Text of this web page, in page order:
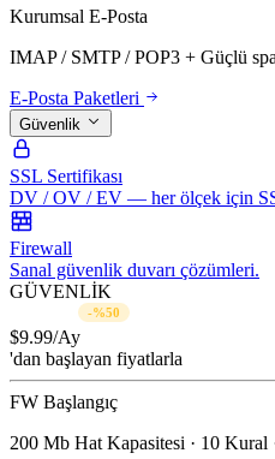
Kurumsal E-Posta
IMAP / SMTP / POP3 + Güçlü
E-Posta Paketleri
Güvenlik
SSL Sertifikası
DV / OV / EV — her ölçek için
Firewall
Sanal güvenlik duvarı çözümleri.
GÜVENLİK
-%50
$9.99/Ay
'dan başlayan fiyatlarla
FW Başlangıç
200 Mb Hat Kapasitesi · 10 Kural